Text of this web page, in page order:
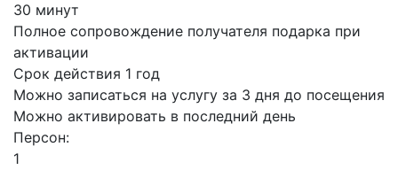
30 минут
Полное сопровождение получателя подарка при
активации
Срок действия 1 год
Можно записаться на услугу за 3 дня до посещения
Можно активировать в последний день
Персон:
1